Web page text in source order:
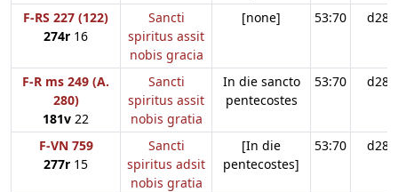
F-RS 227 (122)
274r 16
Sancti
spiritus assit
nobis gracia
[none] 53:70 d28
F-R ms 249 (A.
280)
181v 22
Sancti
spiritus assit
nobis gratia
In die sancto
pentecostes
53:70 d28
F-VN 759
277r 15
Sancti
spiritus adsit
nobis gratia
[In die
pentecostes]
53:70 d28